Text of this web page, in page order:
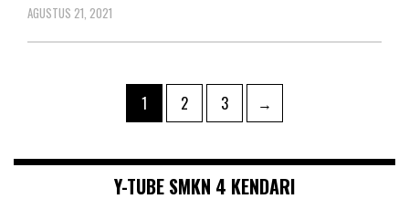
AGUSTUS 21, 2021
Page
1 Page
2 Page
3 →
Y-TUBE SMKN 4 KENDARI